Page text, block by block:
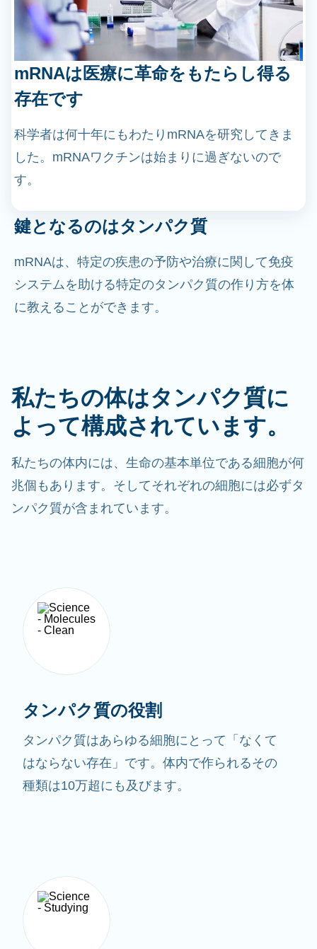
mRNAは医療に革命をもたらし得る
存在です
科学者は何十年にもわたりmRNAを研究してきま
した。mRNAワクチンは始まりに過ぎないので
す。
鍵となるのはタンパク質
mRNAは、特定の疾患の予防や治療に関して免疫
システムを助ける特定のタンパク質の作り方を体
に教えることができます。
私たちの体はタンパク質に
よって構成されています。
私たちの体内には、生命の基本単位である細胞が何
兆個もあります。そしてそれぞれの細胞には必ずタ
ンパク質が含まれています。
タンパク質の役割
タンパク質はあらゆる細胞にとって「なくて
はならない存在」です。体内で作られるその
種類は10万超にも及びます。